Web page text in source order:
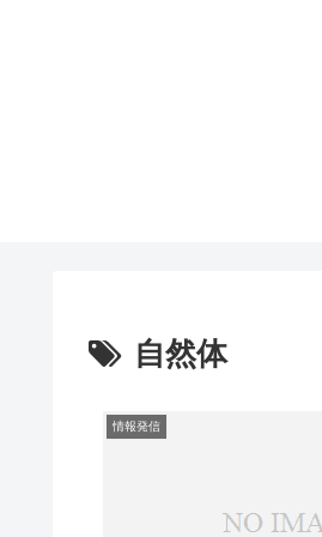
自然体
情報発信